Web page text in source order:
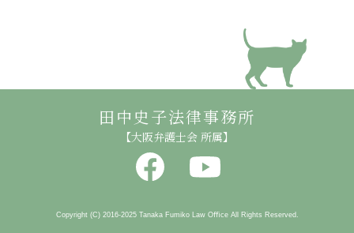
田中史子法律事務所
【大阪弁護士会 所属】
Copyright (C) 2016-2025 Tanaka Fumiko Law Oﬃce All Rights Reserved.